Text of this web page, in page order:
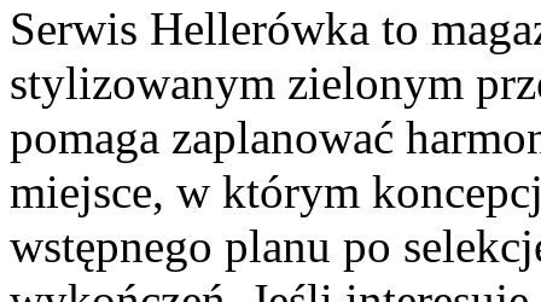
Serwis Hellerówka to
stylizowanym zielonym
pomaga zaplanować
miejsce, w którym
wstępnego planu po